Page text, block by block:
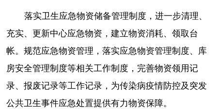
落实卫生应急物资储备管理制度，进一步清理、
充实、更新中心应急物资，建立物资消耗、领取台
帐。规范应急物资管理，落实应急物资管理制度、库
房安全管理制度等相关工作制度，完善物资领用记
录、报废记录等工作记录，为传染病疫情防控及突发
公共卫生事件应急处置提供有力物资保障。